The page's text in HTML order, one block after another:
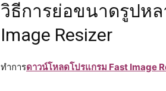
วิธีการย่อขนาดรูปห
Image Resizer
ทำการดาวน์โหลดโปรแกรม Fast Image